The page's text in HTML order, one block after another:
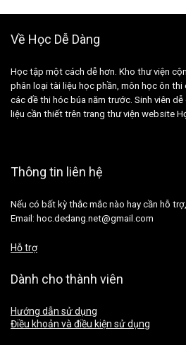
Về Học Dễ Dàng
Học tập một cách dễ hơn. Kho thư viện
phân loại tài liệu học phần, môn học ôn
các đề thi hóc búa năm trước. Sinh viên
liệu cần thiết trên trang thư viện website
Thông tin liên hệ
Nếu có bất kỳ thắc mắc nào hay cần hỗ
Email: hoc.dedang.net@gmail.com
Hỗ trợ
Dành cho thành viên
Hướng dẫn sử dụng
Điều khoản và điều kiện sử dụng